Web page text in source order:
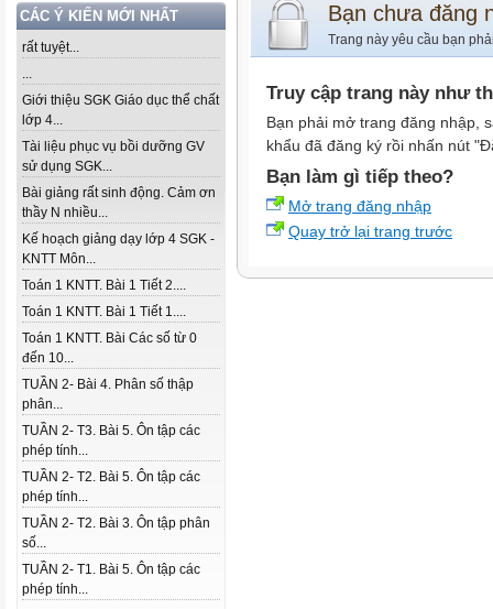
CÁC Ý KIẾN MỚI NHẤT
rất tuyệt...
...
Giới thiệu SGK Giáo dục thể chất
lớp 4...
Tài liệu phục vụ bồi dưỡng GV
sử dụng SGK...
Bài giảng rất sinh động. Cảm ơn
thầy N nhiều...
Kế hoạch giảng dạy lớp 4 SGK -
KNTT Môn...
Toán 1 KNTT. Bài 1 Tiết 2....
Toán 1 KNTT. Bài 1 Tiết 1....
Toán 1 KNTT. Bài Các số từ 0
đến 10...
TUẦN 2- Bài 4. Phân số thập
phân...
TUẦN 2- T3. Bài 5. Ôn tập các
phép tính...
TUẦN 2- T2. Bài 5. Ôn tập các
phép tính...
TUẦN 2- T2. Bài 3. Ôn tập phân
số...
TUẦN 2- T1. Bài 5. Ôn tập các
phép tính...
Bạn chưa đăng
Trang này yêu cầu bạn
Truy cập trang này như
Bạn phải mở trang đăng nhập,
khẩu đã đăng ký rồi nhấn nút
Bạn làm gì tiếp theo?
Mở trang đăng nhập
Quay trở lại trang trước